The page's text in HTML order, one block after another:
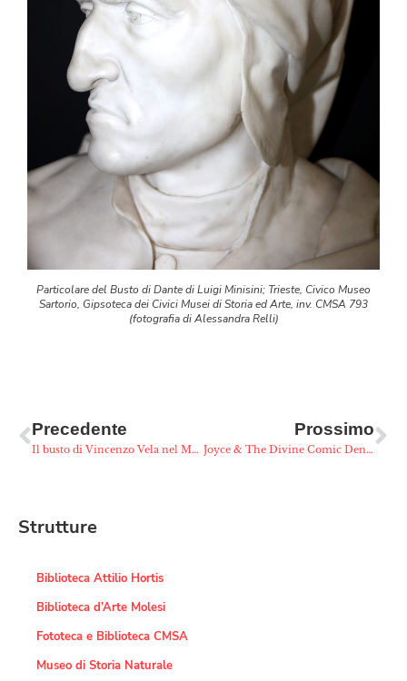
Particolare del Busto di Dante di Luigi Minisini; Trieste, Civico Museo
Sartorio, Gipsoteca dei Civici Musei di Storia ed Arte, inv. CMSA 793
(fotografia di Alessandra Relli)
Precedente
Il busto di Vincenzo Vela nel Museo Revoltella
Prossimo
Joyce & The Divine Comic Denti Alligator
Strutture
Biblioteca Attilio Hortis
Biblioteca d’Arte Molesi
Fototeca e Biblioteca CMSA
Museo di Storia Naturale